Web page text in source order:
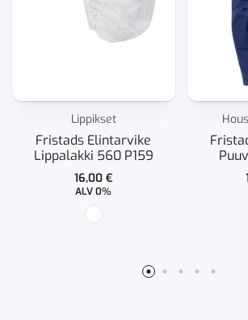
Lippikset
Fristads Elintarvike
Lippalakki 560 P159
16,00 €
ALV 0%